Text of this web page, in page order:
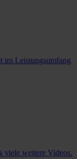
im Leistungsumfang
viele weitere Videos.